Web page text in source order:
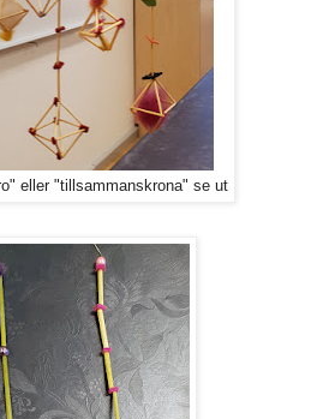
eller "tillsammanskrona" se ut